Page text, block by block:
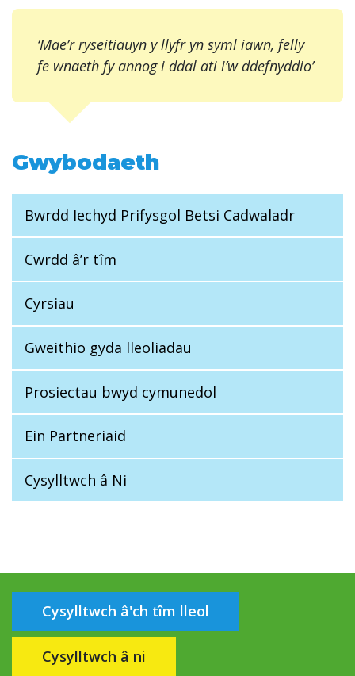
Gwybodaeth
Bwrdd Iechyd Prifysgol Betsi Cadwaladr
Cwrdd â’r tîm
Cyrsiau
Gweithio gyda lleoliadau
Prosiectau bwyd cymunedol
Ein Partneriaid
Cysylltwch â Ni
‘Mae’r ryseitiauyn y llyfr yn syml iawn, felly
fe wnaeth fy annog i ddal ati i’w ddefnyddio’
Cysylltwch â'ch tîm lleol
Cysylltwch â ni